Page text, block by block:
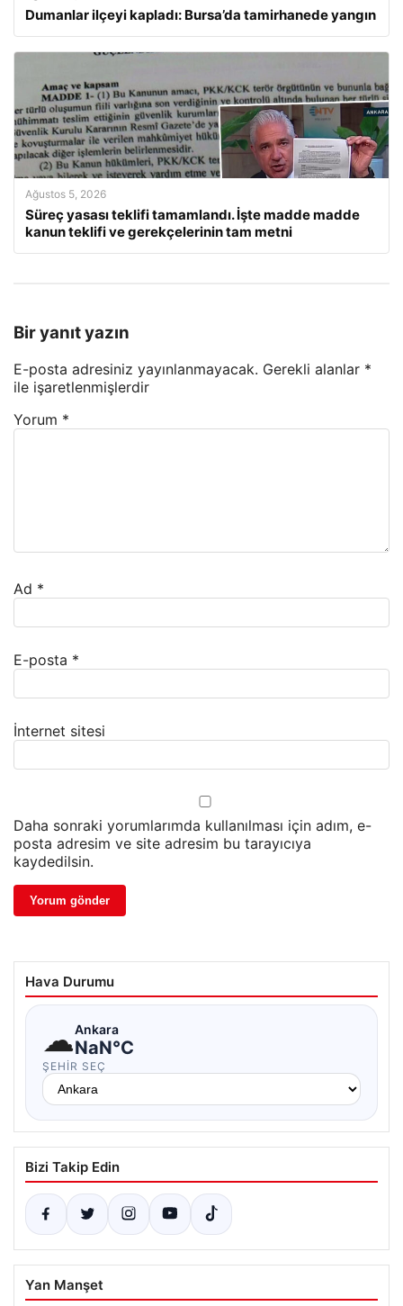
Dumanlar ilçeyi kapladı: Bursa’da tamirhanede yangın
Ağustos 5, 2026
Süreç yasası teklifi tamamlandı. İşte madde madde
kanun teklifi ve gerekçelerinin tam metni
Bir yanıt yazın
E-posta adresiniz yayınlanmayacak. Gerekli alanlar *
ile işaretlenmişlerdir
Yorum *
Ad *
E-posta *
İnternet sitesi
Daha sonraki yorumlarımda kullanılması için adım, e-
posta adresim ve site adresim bu tarayıcıya
kaydedilsin.
Hava Durumu
☁Ankara
NaN°C
ŞEHIR SEÇ
Bizi Takip Edin
Yan Manşet